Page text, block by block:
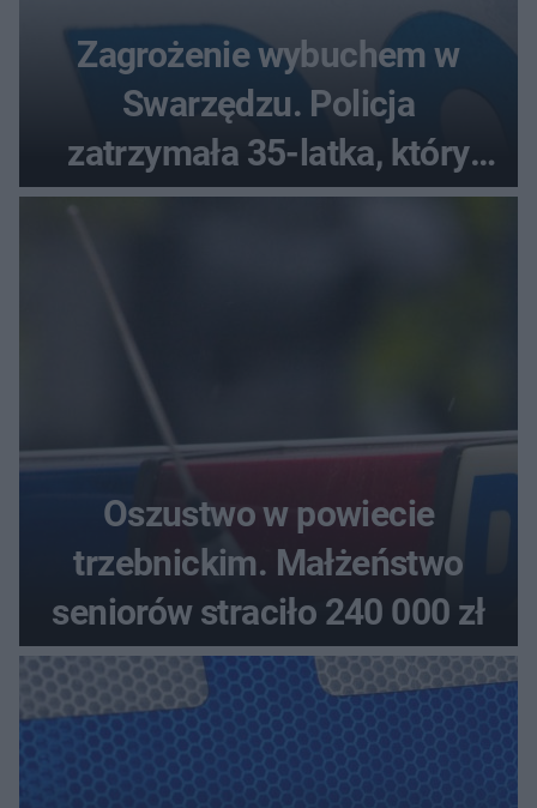
Zagrożenie wybuchem w
Swarzędzu. Policja
zatrzymała 35-latka, który
zgłosił ładunek w swoim
Oszustwo w powiecie
trzebnickim. Małżeństwo
seniorów straciło 240 000 zł